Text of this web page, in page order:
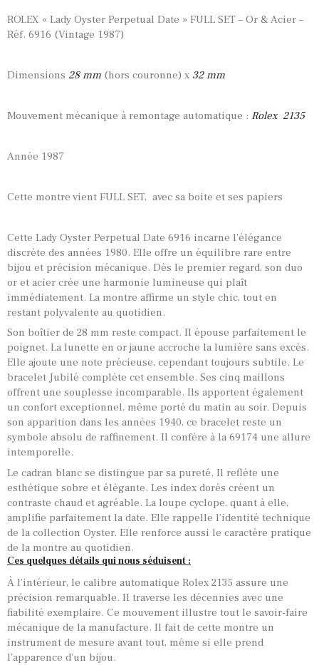
ROLEX « Lady Oyster Perpetual Date » FULL SET – Or & Acier –
Réf. 6916 (Vintage 1987)
Dimensions 28mm (hors couronne) x 32 mm
Mouvement mécanique à remontage automatique : Rolex 2135
Année 1987
Cette montre vient FULL SET, avec sa boite et ses papiers
Cette Lady Oyster Perpetual Date 6916 incarne l’élégance
discrète des années 1980. Elle offre un équilibre rare entre
bijou et précision mécanique. Dès le premier regard, son duo
or et acier crée une harmonie lumineuse qui plaît
immédiatement. La montre affirme un style chic, tout en
restant polyvalente au quotidien.
Son boîtier de 28 mm reste compact. Il épouse parfaitement le
poignet. La lunette en or jaune accroche la lumière sans excès.
Elle ajoute une note précieuse, cependant toujours subtile. Le
bracelet Jubilé complète cet ensemble. Ses cinq maillons
offrent une souplesse incomparable. Ils apportent également
un confort exceptionnel, même porté du matin au soir. Depuis
son apparition dans les années 1940, ce bracelet reste un
symbole absolu de raffinement. Il confère à la 69174 une allure
intemporelle.
Le cadran blanc se distingue par sa pureté. Il reflète une
esthétique sobre et élégante. Les index dorés créent un
contraste chaud et agréable. La loupe cyclope, quant à elle,
amplifie parfaitement la date. Elle rappelle l’identité technique
de la collection Oyster. Elle renforce aussi le caractère pratique
de la montre au quotidien.
Ces quelques détails qui nous séduisent :
À l’intérieur, le calibre automatique Rolex 2135 assure une
précision remarquable. Il traverse les décennies avec une
fiabilité exemplaire. Ce mouvement illustre tout le savoir-faire
mécanique de la manufacture. Il fait de cette montre un
instrument de mesure avant tout, même si elle prend
l’apparence d’un bijou.